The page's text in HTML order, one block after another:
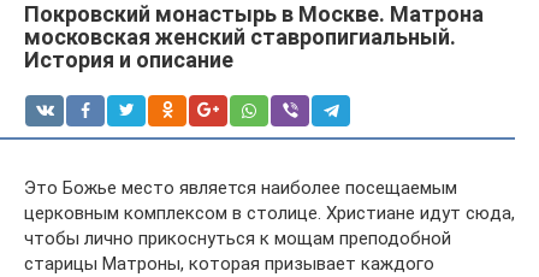
Покровский монастырь в Москве. Матрона
московская женский ставропигиальный.
История и описание
Это Божье место является наиболее посещаемым
церковным комплексом в столице. Христиане идут сюда,
чтобы лично прикоснуться к мощам преподобной
старицы Матроны, которая призывает каждого